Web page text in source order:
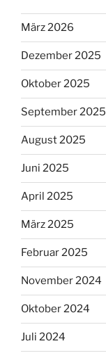
März 2026
Dezember 2025
Oktober 2025
September 2025
August 2025
Juni 2025
April 2025
März 2025
Februar 2025
November 2024
Oktober 2024
Juli 2024